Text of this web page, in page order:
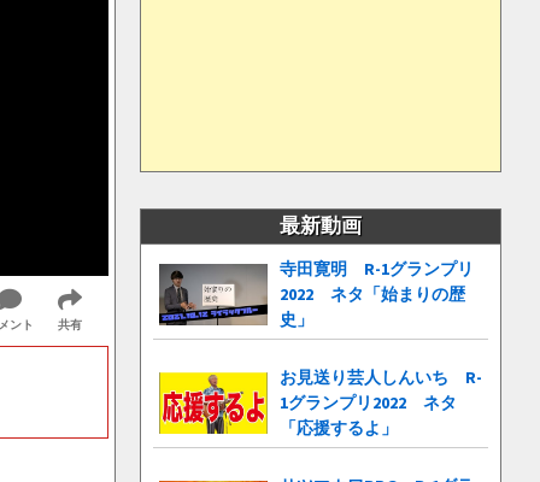
ント 共有
最新動画
寺田寛明 R-1グランプリ
2022 ネタ「始まりの歴
史」
お見送り芸人しんいち R-
1グランプリ2022 ネタ
「応援するよ」